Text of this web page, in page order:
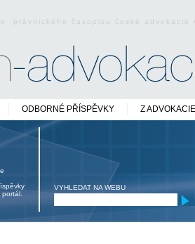
právnického časopisu české
ODBORNÉ PŘÍSPĚVKY Z ADVOKACIE
VYHLEDAT NA WEBU